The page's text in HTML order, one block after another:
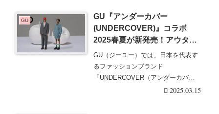
GU
GU『アンダーカバー
(UNDERCOVER)』コラボ
2025春夏が新発売！アウタ
ー、半袖Tシャツ、バッグ、シ
ューズ、キャップのグッズも！
GU（ジーユー）では、日本を代表す
るファッションブランド
「UNDERCOVER（アンダーカバ
ー）」とコラボして、2025・・・続き
2025.03.15